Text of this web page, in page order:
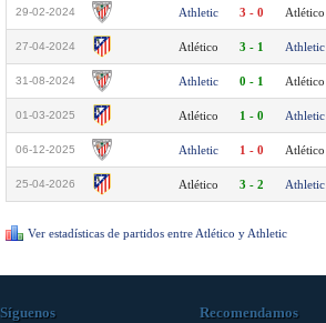
29-02-2024 Athletic 3 - 0 Atlético
27-04-2024 Atlético 3 - 1 Athletic
31-08-2024 Athletic 0 - 1 Atlético
01-03-2025 Atlético 1 - 0 Athletic
06-12-2025 Athletic 1 - 0 Atlético
25-04-2026 Atlético 3 - 2 Athletic
Ver estadísticas de partidos entre Atlético y Athletic
Síguenos Recomendamos